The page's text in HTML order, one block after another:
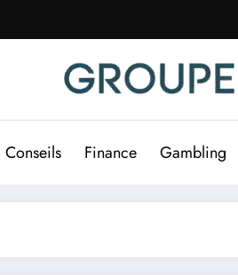
Conseils Finance Gambling